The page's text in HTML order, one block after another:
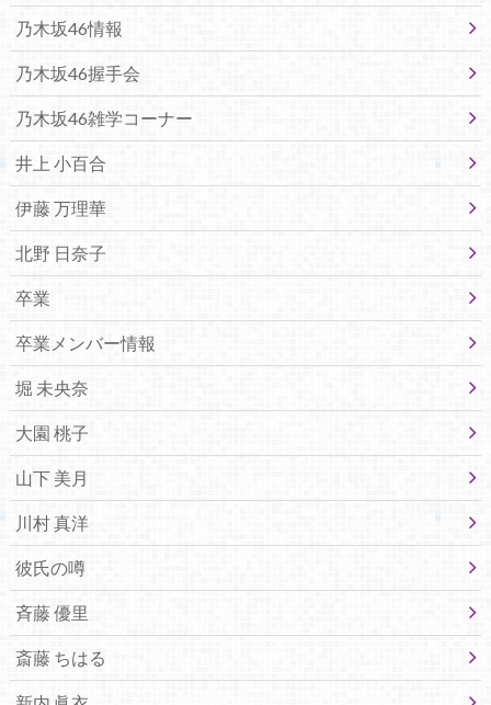
乃木坂46情報
乃木坂46握手会
乃木坂46雑学コーナー
井上 小百合
伊藤 万理華
北野 日奈子
卒業
卒業メンバー情報
堀 未央奈
大園 桃子
山下 美月
川村 真洋
彼氏の噂
斉藤 優里
斎藤 ちはる